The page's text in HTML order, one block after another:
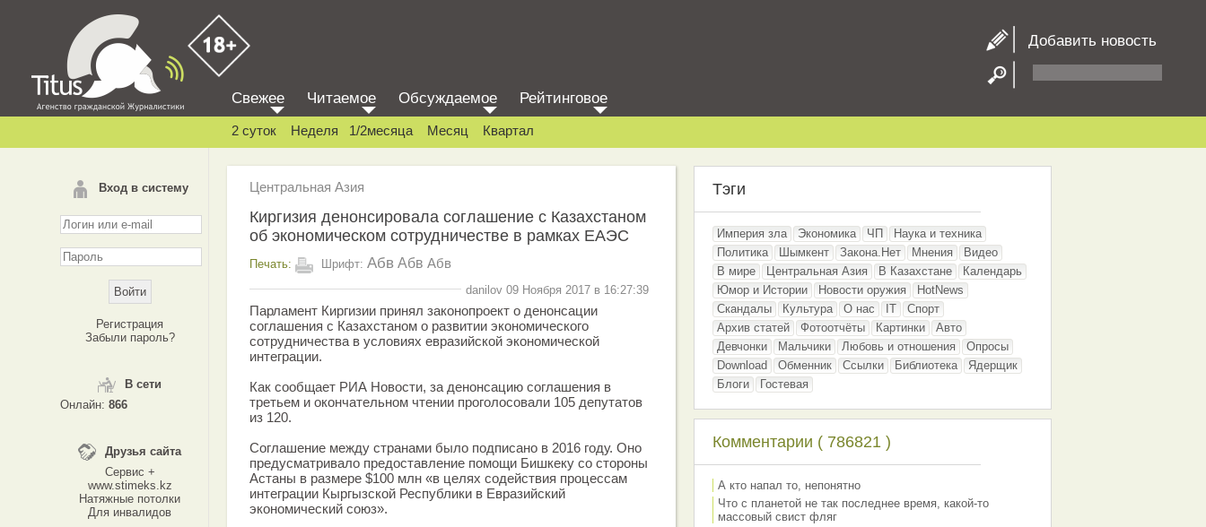
Добавить новость
Вход в систему
Регистрация
Забыли пароль?
В сети
Онлайн: 866
Друзья сайта
Сервис +
www.stimeks.kz
Натяжные потолки
Для инвалидов
Свежее Читаемое Обсуждаемое Рейтинговое
2 суток Неделя 1/2месяца Месяц Квартал
Центральная Азия
Киргизия денонсировала соглашение с Казахстаном
об экономическом сотрудничестве в рамках ЕАЭС
Печать: Шрифт: Абв Абв Абв
danilov 09 Ноября 2017 в 16:27:39
Парламент Киргизии принял законопроект о денонсации
соглашения с Казахстаном о развитии экономического
сотрудничества в условиях евразийской экономической
интеграции.
Как сообщает РИА Новости, за денонсацию соглашения в
третьем и окончательном чтении проголосовали 105 депутатов
из 120.
Соглашение между странами было подписано в 2016 году. Оно
предусматривало предоставление помощи Бишкеку со стороны
Астаны в размере $100 млн «в целях содействия процессам
интеграции Кыргызской Республики в Евразийский
экономический союз».
Тэги
Империя зла Экономика ЧП
Наука и техника
Политика
Шымкент Закона.Нет Мнения
Видео
В мире
Центральная Азия В Казахстане
Календарь
Юмор и Истории
Новости оружия
HotNews
Скандалы
Культура О нас IT
Спорт
Архив статей
Фотоотчёты Картинки
Авто
Девчонки
Мальчики Любовь и отношения
Опросы
Download
Обменник Ссылки Библиотека
Ядерщик
Блоги
Гостевая
Комментарии ( 786821 )
А кто напал то, непонятно
Что с планетой не так последнее время, какой-то
массовый свист фляг